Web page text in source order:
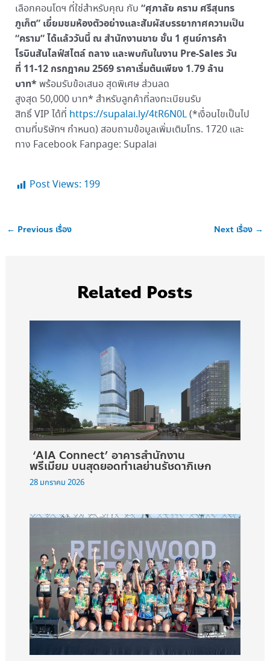
เลือกคอนโดฯ ที่ใช่สำหรับคุณ กับ “ศุภาลัย คราม ศรีสุนทร
ภูเก็ต” เยี่ยมชมห้องตัวอย่างและสัมผัสบรรยากาศความเป็น
“คราม” ได้แล้ววันนี้ ณ สำนักงานขาย ชั้น 1 ศูนย์การค้า
โรบินสันไลฟ์สไตล์ ถลาง และพบกันในงาน Pre-Sales วัน
ที่ 11-12 กรกฎาคม 2569 ราคาเริ่มต้นเพียง 1.79 ล้าน
บาท*พร้อมรับข้อเสนอ สุดพิเศษ ส่วนลด
สูงสุด 50,000 บาท* สำหรับลูกค้าที่ลงทะเบียนรับ
สิทธิ์ VIP ได้ที่ https://supalai.ly/4tR6N0L(*เงื่อนไขเป็นไป
ตามที่บริษัทฯ กำหนด) สอบถามข้อมูลเพิ่มเติมโทร. 1720 และ
ทาง Facebook Fanpage: Supalai
Post Views: 199
← Previous เรื่อง Next เรื่อง →
Related Posts
‘AIA Connect’ อาคารสำนักงาน
พรีเมียม บนสุดยอดทำเลย่านรัชดาภิเษก
28 มกราคม 2026